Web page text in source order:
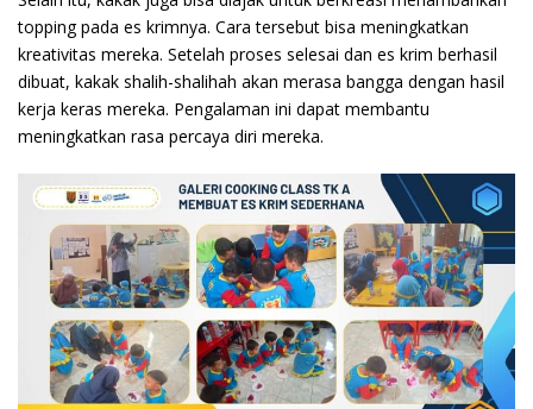
topping pada es krimnya. Cara tersebut bisa meningkatkan
kreativitas mereka. Setelah proses selesai dan es krim berhasil
dibuat, kakak shalih-shalihah akan merasa bangga dengan hasil
kerja keras mereka. Pengalaman ini dapat membantu
meningkatkan rasa percaya diri mereka.